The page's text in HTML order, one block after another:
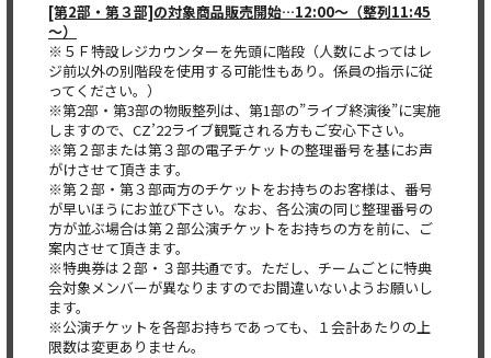
[第2部・第３部]の対象商品販売開始…12:00～（整列11:45
～）
※５Ｆ特設レジカウンターを先頭に階段（人数によってはレ
ジ前以外の別階段を使用する可能性もあり。係員の指示に従
ってください。）
※第2部・第3部の物販整列は、第1部の”ライブ終演後”に実施
しますので、CZ’22ライブ観覧される方もご安心下さい。
※第２部または第３部の電子チケットの整理番号を基にお声
がけさせて頂きます。
※第２部・第３部両方のチケットをお持ちのお客様は、番号
が早いほうにお並び下さい。なお、各公演の同じ整理番号の
方が並ぶ場合は第２部公演チケットをお持ちの方を前に、ご
案内させて頂きます。
※特典券は２部・３部共通です。ただし、チームごとに特典
会対象メンバーが異なりますのでお間違いないようお願いし
ます。
※公演チケットを各部お持ちであっても、１会計あたりの上
限数は変更ありません。